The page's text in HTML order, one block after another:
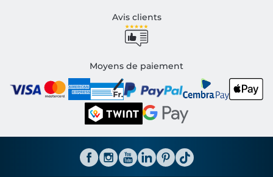
Avis clients
Moyens de paiement